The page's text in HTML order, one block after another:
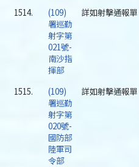
1514.
(109)
署巡勤
射字第
021號-
南沙指
揮部
詳如射擊通報單
1515.
(109)
署巡勤
射字第
020號-
國防部
陸軍司
令部
詳如射擊通報單